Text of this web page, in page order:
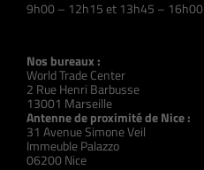
9h00 – 12h15 et 13h45 – 16h00
Nos bureaux :
World Trade Center
2 Rue Henri Barbusse
13001 Marseille
Antenne de proximité de Nice :
31 Avenue Simone Veil
Immeuble Palazzo
06200 Nice